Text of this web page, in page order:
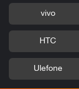
vivo
HTC
Ulefone